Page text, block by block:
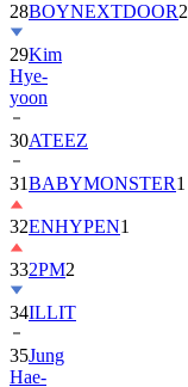
28BOYNEXTDOOR2
29Kim
Hye-
yoon
30ATEEZ
31BABYMONSTER1
32ENHYPEN1
332PM2
34ILLIT
35Jung
Hae-